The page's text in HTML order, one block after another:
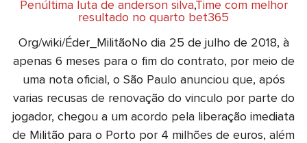
Penúltima luta de anderson silva,Time com melhor
resultado no quarto bet365
Org/wiki/Éder_MilitãoNo dia 25 de julho de 2018, à
apenas 6 meses para o fim do contrato, por meio de
uma nota oficial, o São Paulo anunciou que, após
varias recusas de renovação do vinculo por parte do
jogador, chegou a um acordo pela liberação imediata
de Militão para o Porto por 4 milhões de euros, além